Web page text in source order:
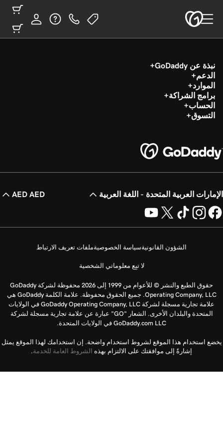
نبذة عن GoDaddy
الدعم
الموارد
برامج الشراكة
الحساب
التسوق
الإمارات العربية المتحدة - اللغة العربية AED AED
الشؤون القانونيةسياسة الخصوصيةملفات تعريف الارتباط
لا تبِع معلوماتي الشخصية
حقوق الطبع والنشر © للأعوام من 1999 إلى 2026 محفوظة لشركة GoDaddy
Operating Company, LLC. جميع الحقوق محفوظة. علامة الكلمة GoDaddy هي
علامة تجارية مسجلة لشركة GoDaddy Operating Company, LLC في الولايات
المتحدة والبلدان الأخرى. الشعار "GO" عبارة عن علامة تجارية مسجلة لشركة
GoDaddy.com LLC في الولايات المتحدة.
يخضع استخدام هذا الموقع لشروط استخدام واضحة. إن استخدامك لهذا الموقع يمثل
إشارةً إلى موافقتك على الالتزام بهذه الشروط العامة للخدمة.